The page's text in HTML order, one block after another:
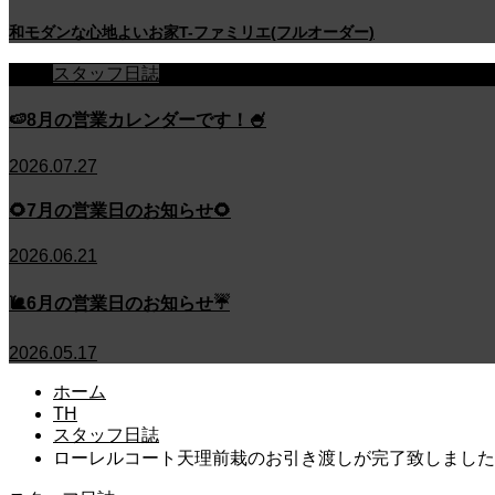
和モダンな心地よいお家T-ファミリエ(フルオーダー)
スタッフ日誌
🍉8月の営業カレンダーです！🍧
2026.07.27
🌻7月の営業日のお知らせ🌻
2026.06.21
🐌6月の営業日のお知らせ☔
2026.05.17
ホーム
TH
スタッフ日誌
ローレルコート天理前栽のお引き渡しが完了致しまし